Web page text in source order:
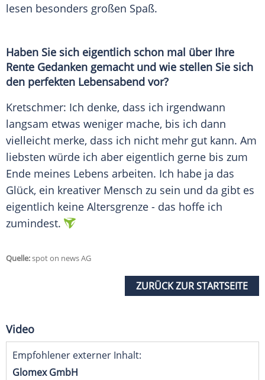
lesen besonders großen Spaß.
Haben Sie sich eigentlich schon mal über Ihre
Rente Gedanken gemacht und wie stellen Sie sich
den perfekten Lebensabend vor?
Kretschmer: Ich denke, dass ich irgendwann
langsam etwas weniger mache, bis ich dann
vielleicht merke, dass ich nicht mehr gut kann. Am
liebsten würde ich aber eigentlich gerne bis zum
Ende meines Lebens arbeiten. Ich habe ja das
Glück, ein kreativer Mensch zu sein und da gibt es
eigentlich keine Altersgrenze - das hoffe ich
zumindest.
Quelle:spot on news AG
ZURÜCK ZUR STARTSEITE
Video
Empfohlener externer Inhalt:
Glomex GmbH